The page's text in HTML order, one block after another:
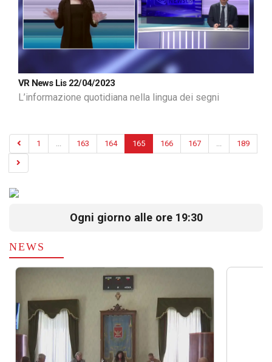
VR News Lis 22/04/2023
L’informazione quotidiana nella lingua dei segni
1 163 164 165 166 167 189
Ogni giorno alle ore 19:30
NEWS